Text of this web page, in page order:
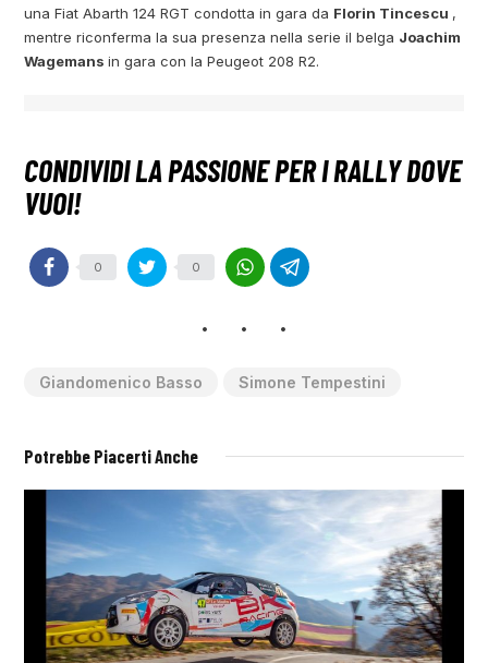
una Fiat Abarth 124 RGT condotta in gara da Florin Tincescu ,
mentre riconferma la sua presenza nella serie il belga Joachim
Wagemansin gara con la Peugeot 208 R2.
0 0
Giandomenico Basso Simone Tempestini
Potrebbe Piacerti Anche